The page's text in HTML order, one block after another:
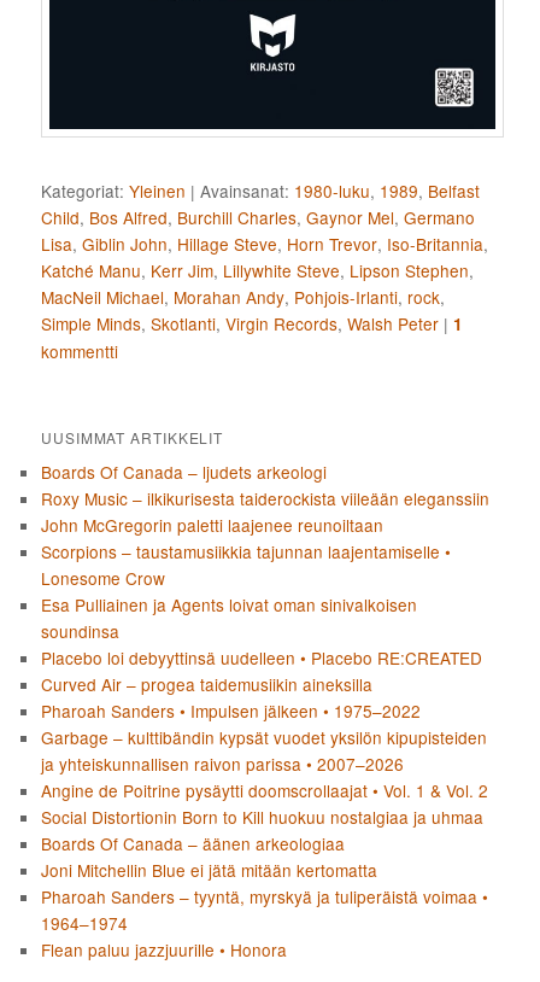
Kategoriat: Yleinen |Avainsanat: 1980-luku, 1989, Belfast
Child, Bos Alfred, Burchill Charles,Gaynor Mel,Germano
Lisa,Giblin John, Hillage Steve, Horn Trevor, Iso-Britannia,
Katché Manu, Kerr Jim, Lillywhite Steve, Lipson Stephen,
MacNeil Michael, Morahan Andy, Pohjois-Irlanti, rock,
Simple Minds,Skotlanti,Virgin Records,Walsh Peter | 1
kommentti
UUSIMMAT ARTIKKELIT
Boards Of Canada – ljudets arkeologi
Roxy Music – ilkikurisesta taiderockista viileään eleganssiin
John McGregorin paletti laajenee reunoiltaan
Scorpions – taustamusiikkia tajunnan laajentamiselle •
Lonesome Crow
Esa Pulliainen ja Agents loivat oman sinivalkoisen
soundinsa
Placebo loi debyyttinsä uudelleen • Placebo RE:CREATED
Curved Air – progea taidemusiikin aineksilla
Pharoah Sanders • Impulsen jälkeen • 1975–2022
Garbage – kulttibändin kypsät vuodet yksilön kipupisteiden
ja yhteiskunnallisen raivon parissa • 2007–2026
Angine de Poitrine pysäytti doomscrollaajat • Vol. 1 & Vol. 2
Social Distortionin Born to Kill huokuu nostalgiaa ja uhmaa
Boards Of Canada – äänen arkeologiaa
Joni Mitchellin Blue ei jätä mitään kertomatta
Pharoah Sanders – tyyntä, myrskyä ja tuliperäistä voimaa •
1964–1974
Flean paluu jazzjuurille • Honora